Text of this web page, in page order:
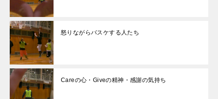
怒りながらバスケする人たち
Careの心・Giveの精神・感謝の気持ち